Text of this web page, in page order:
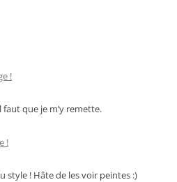
!
faut que je m’y remette.
!
style ! Hâte de les voir peintes :)